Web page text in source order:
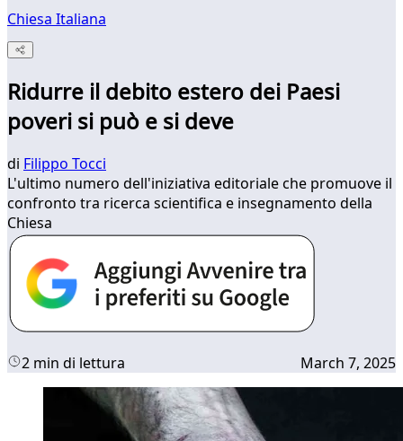
Chiesa Italiana
Ridurre il debito estero dei Paesi
poveri si può e si deve
di Filippo Tocci
L'ultimo numero dell'iniziativa editoriale che promuove il
confronto tra ricerca scientifica e insegnamento della
Chiesa
2 min di lettura March 7, 2025